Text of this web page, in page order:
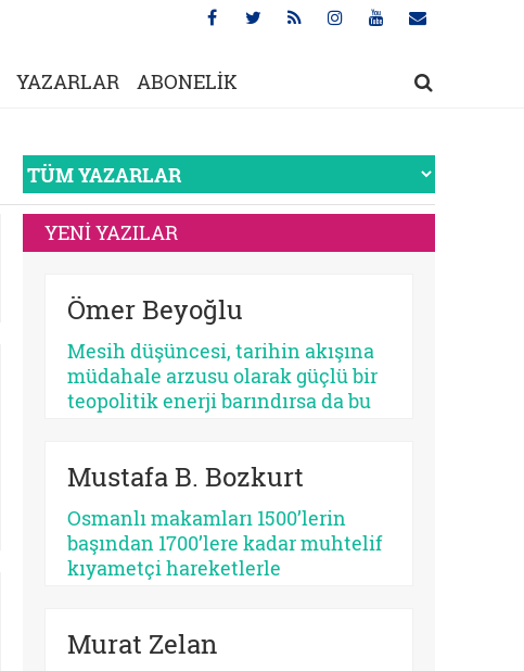
YAZARLAR ABONELİK
YENİ YAZILAR
Ömer Beyoğlu
Mesih düşüncesi, tarihin akışına
müdahale arzusu olarak güçlü bir
teopolitik enerji barındırsa da bu
toplumsal bir çürümeyi ve
Dünyayı bir bekleme odasına
çeviren her tasavvur, şimdiyi ve
insan iradesini değersizleştirir.
Mustafa B. Bozkurt
Osmanlı makamları 1500’lerin
başından 1700’lere kadar muhtelif
kıyametçi hareketlerle
başarmıştır. Bu devrin, özellikle
Murat Zelan